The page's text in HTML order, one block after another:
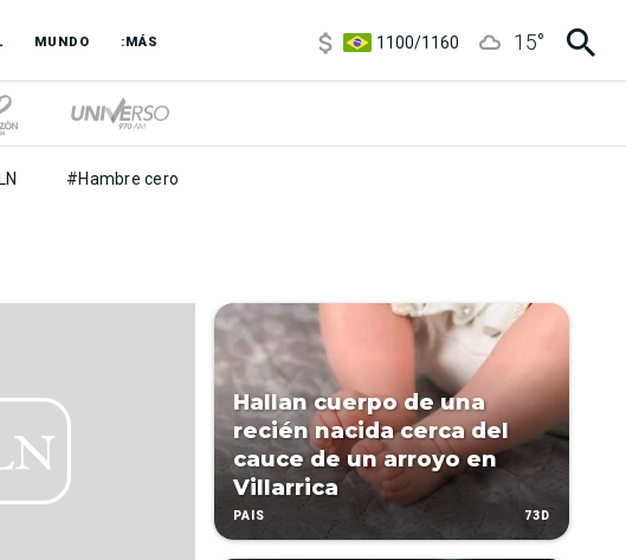
MUNDO :MÁS
1100/1160
15°
#Hambre cero
Hallan cuerpo de una
recién nacida cerca del
cauce de un arroyo en
Villarrica
PAÍS 73D